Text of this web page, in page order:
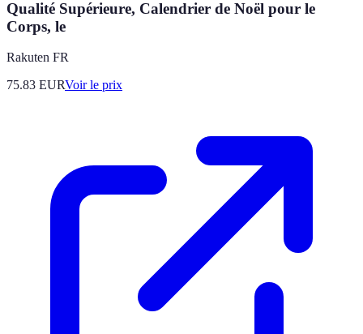
Qualité Supérieure, Calendrier de Noël pour le
Corps, le
Rakuten FR
75.83 EURVoir le prix